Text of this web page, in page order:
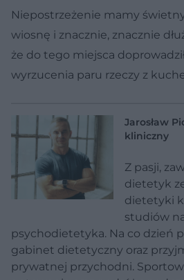
Niepostrzeżenie mamy
wiosnę i znacznie, znacznie
że do tego miejsca
wyrzucenia paru rzeczy z
Jarosław
kliniczny
Z pasji,
dietetyk
dietetyki
studiów
psychodietetyka. Na co dzień
gabinet dietetyczny oraz
prywatnej przychodni.